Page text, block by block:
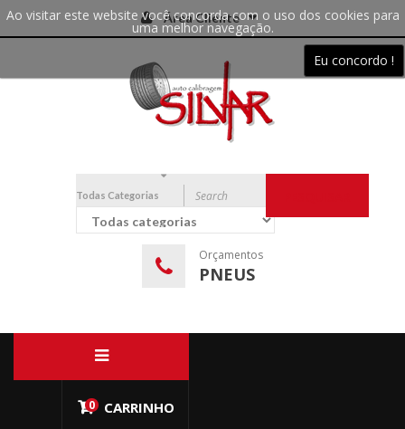
Ao visitar este website você concorda com o uso dos cookies para
uma melhor navegação.
Eu concordo !
Área Cliente
Todas Categorias
Orçamentos
PNEUS
0 CARRINHO